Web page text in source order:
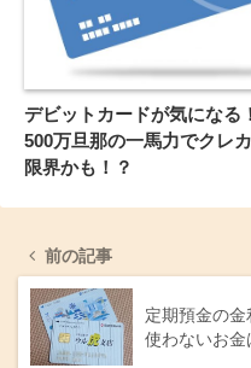
デビットカードが気になる
500万旦那の一馬力でクレ
限界かも！？
前の記事
定期預金の
使わないお